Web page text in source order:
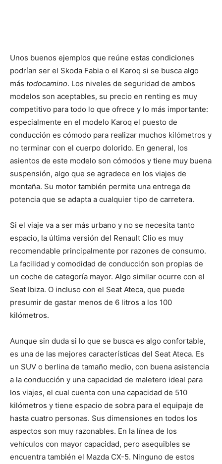
Unos buenos ejemplos que reúne estas condiciones
podrían ser el Skoda Fabia o el Karoq si se busca algo
más todocamino. Los niveles de seguridad de ambos
modelos son aceptables, su precio en renting es muy
competitivo para todo lo que ofrece y lo más importante:
especialmente en el modelo Karoq el puesto de
conducción es cómodo para realizar muchos kilómetros y
no terminar con el cuerpo dolorido. En general, los
asientos de este modelo son cómodos y tiene muy buena
suspensión, algo que se agradece en los viajes de
montaña. Su motor también permite una entrega de
potencia que se adapta a cualquier tipo de carretera.
Si el viaje va a ser más urbano y no se necesita tanto
espacio, la última versión del Renault Clio es muy
recomendable principalmente por razones de consumo.
La facilidad y comodidad de conducción son propias de
un coche de categoría mayor. Algo similar ocurre con el
Seat Ibiza. O incluso con el Seat Ateca, que puede
presumir de gastar menos de 6 litros a los 100
kilómetros.
Aunque sin duda si lo que se busca es algo confortable,
es una de las mejores características del Seat Ateca. Es
un SUV o berlina de tamaño medio, con buena asistencia
a la conducción y una capacidad de maletero ideal para
los viajes, el cual cuenta con una capacidad de 510
kilómetros y tiene espacio de sobra para el equipaje de
hasta cuatro personas. Sus dimensiones en todos los
aspectos son muy razonables. En la línea de los
vehículos con mayor capacidad, pero asequibles se
encuentra también el Mazda CX-5. Ninguno de estos